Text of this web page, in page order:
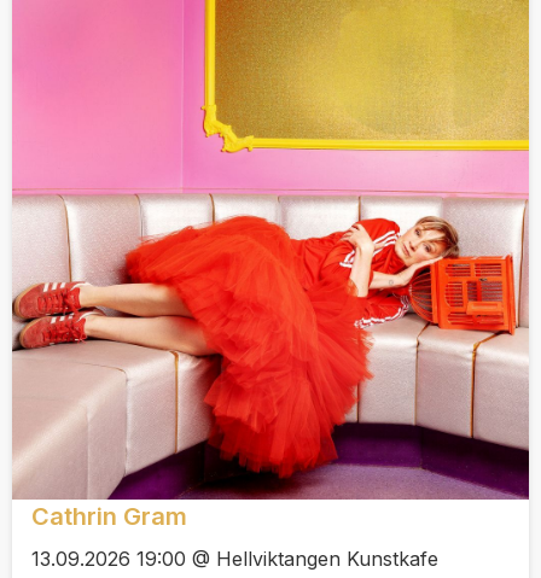
Cathrin Gram
13.09.2026 19:00 @ Hellviktangen Kunstkafe